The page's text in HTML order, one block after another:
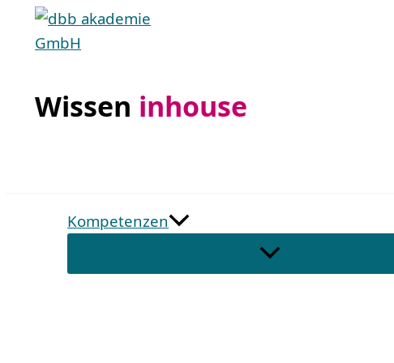
Zum
Inhalt
Wissen inhouse
Kompetenzen